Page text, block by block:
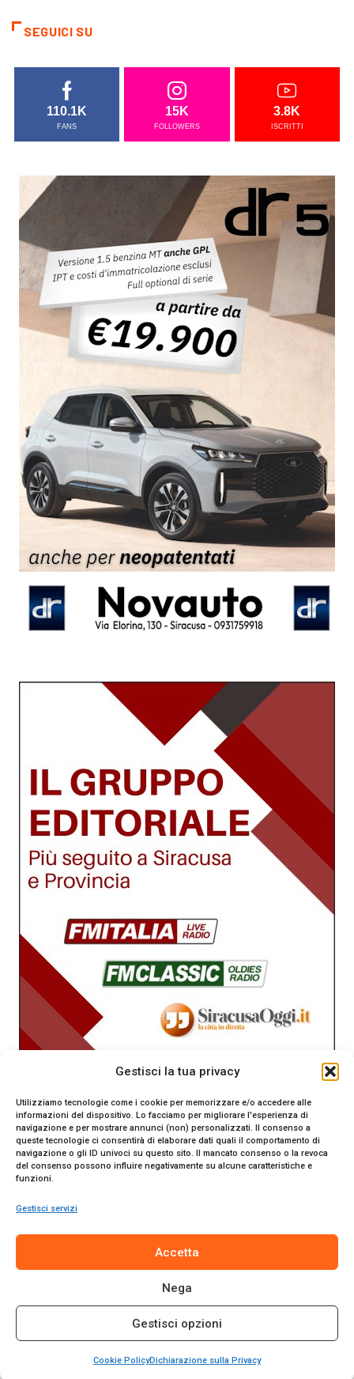
Gestisci la tua privacy
Utilizziamo tecnologie come i cookie per memorizzare e/o accedere alle
informazioni del dispositivo. Lo facciamo per migliorare l'esperienza di
navigazione e per mostrare annunci (non) personalizzati. Il consenso a
queste tecnologie ci consentirà di elaborare dati quali il comportamento di
navigazione o gli ID univoci su questo sito. Il mancato consenso o la revoca
del consenso possono influire negativamente su alcune caratteristiche e
funzioni.
Gestisci servizi
Accetta
Nega
Gestisci opzioni
Cookie PolicyDichiarazione sulla Privacy
SEGUICI SU
110.1K
FANS
15K
FOLLOWERS
3.8K
ISCRITTI
Tribunale di Siracusa. Direttore responsabile Gianni Catania.
© 2024 Promo Italia S.r.l. Tutti i diritti riservati. | Sito web
realizzato daWeb-Arte.it
Cookie Policy|Termini e Condizioni